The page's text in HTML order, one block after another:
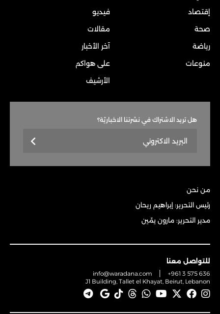
إقتصاد
صحة
رياضة
منوعات
فيديو
مقالات
آخر الأخبار
على هواكم
الأرشيف
هل تريد الاشتراك في نشرتنا الاخباريّة؟
من نحن
رئيس التحرير: إبراهيم ريحان
مدير التحرير: مارون يمّين
للتواصل معنا
info@waradana.com
+961 3 575 636
J1 Building, Tallet el Khayat, Beirut, Lebanon